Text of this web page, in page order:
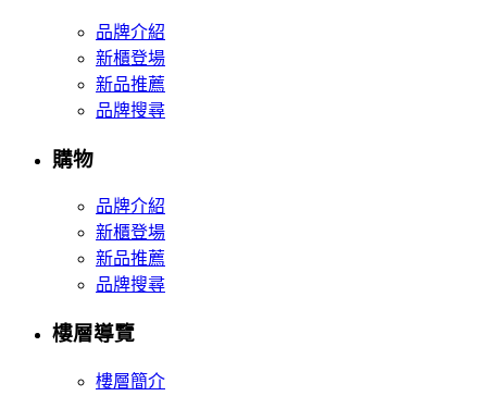
品牌介紹
新櫃登場
新品推薦
品牌搜尋
購物
品牌介紹
新櫃登場
新品推薦
品牌搜尋
樓層導覽
樓層簡介